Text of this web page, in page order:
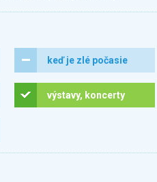
keď je zlé počasie
výstavy, koncerty